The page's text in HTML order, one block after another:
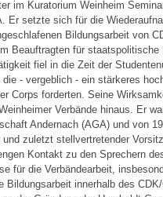
im Kuratorium Weinheim
Er setzte sich für die
Bildungsarbeit von
Beauftragten für staatspolitische
fiel in die Zeit der
die - vergeblich - ein stärkeres
Corps forderten. Seine
Verbände hinaus. Er
Andernach (AGA) und von
zuletzt stellvertretender
Kontakt zu den Sprechern
für die Verbändearbeit,
Bildungsarbeit innerhalb des